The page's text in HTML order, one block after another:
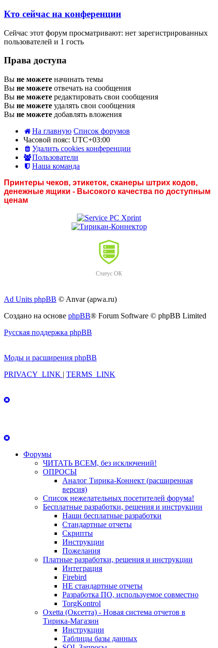
Кто сейчас на конференции
Сейчас этот форум просматривают: нет зарегистрированных
пользователей и 1 гость
Права доступа
Вы не можете начинать темы
Вы не можете отвечать на сообщения
Вы не можете редактировать свои сообщения
Вы не можете удалять свои сообщения
Вы не можете добавлять вложения
На главную Список форумов
Часовой пояс: UTC+03:00
Удалить cookies конференции
Пользователи
Наша команда
Принтеры чеков, этикеток, сканеры штрих кодов,
денежные ящики - Высокого качества по доступным
ценам
Статус ОК
Ad Units phpBB © Anvar (apwa.ru)
Создано на основе phpBB® Forum Software © phpBB Limited
Русская поддержка phpBB
Моды и расширения phpBB
PRIVACY_LINK | TERMS_LINK
Форумы
ЧИТАТЬ ВСЕМ, без исключений!
ОПРОСЫ
Аналог Тирика-Коннект (расширенная
версия)
Список нежелательных посетителей форума!
Бесплатные разработки, решения и инструкции
Наши бесплатные разработки
Стандартные отчеты
Скрипты
Инструкции
Пожелания
Платные разработки, решения и инструкции
Интеграция
Firebird
НЕ стандартные отчеты
Разработка ПО, используемое совместно
TorgKontrol
Oxetta (Оксетта) - Новая система отчетов в
Тирика-Магазин
Инструкции
Таблицы базы данных